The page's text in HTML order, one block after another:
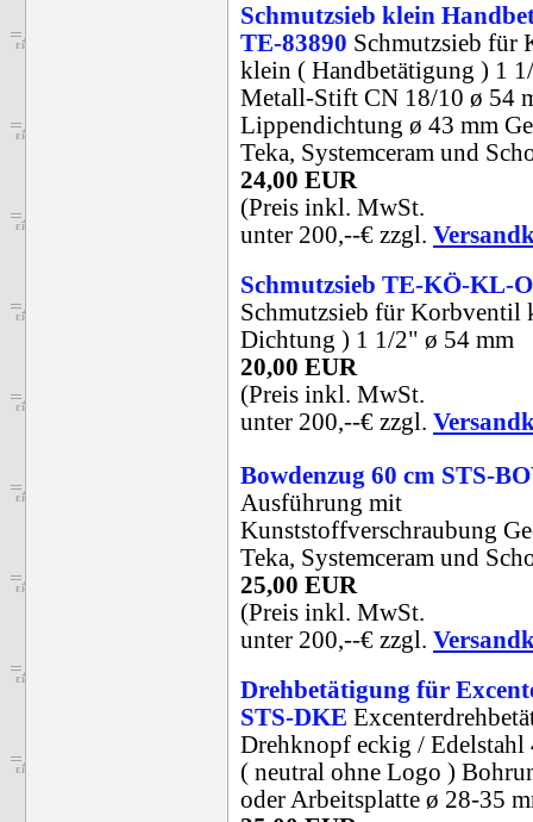
Schmutzsieb klein
TE-83890 Schmutzsieb für
klein ( Handbetätigung ) 1
Metall-Stift CN 18/10 ø 54
Lippendichtung ø 43 mm
Teka, Systemceram und
24,00 EUR
(Preis inkl. MwSt.
unter 200,--€ zzgl.
Schmutzsieb TE-KÖ-KL-
Schmutzsieb für Korbventil
Dichtung ) 1 1/2" ø 54 mm
20,00 EUR
(Preis inkl. MwSt.
unter 200,--€ zzgl.
Bowdenzug 60 cm STS-
Ausführung mit
Kunststoffverschraubung
Teka, Systemceram und
25,00 EUR
(Preis inkl. MwSt.
unter 200,--€ zzgl.
Drehbetätigung für
STS-DKE
Drehknopf eckig / Edelstahl
( neutral ohne Logo )
oder Arbeitsplatte ø 28-35